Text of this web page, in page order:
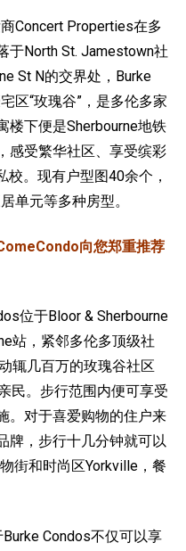
Concert Properties在多
于North St. Jamestown社
St N的交界处，Burke
区“玫瑰谷”，是多伦多家
楼下便是Sherbourne地铁
感受繁华社区、享受缤彩
。现有户型图40余个，
单元等多种房型。
向您郑重推荐
位于Bloor & Sherbourne
站，紧邻多伦多顶级社
辄几百万的玫瑰谷社区
民。步行范围内便可享受
。对于喜爱购物的住户来
牌，步行十几分钟就可以
街和时尚区Yorkville，餐
Condos不仅可以享